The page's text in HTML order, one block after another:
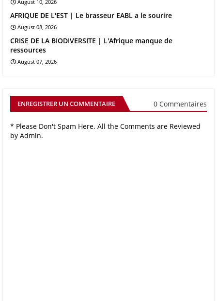
August 10, 2026
AFRIQUE DE L'EST | Le brasseur EABL a le sourire
August 08, 2026
CRISE DE LA BIODIVERSITE | L'Afrique manque de
ressources
August 07, 2026
ENREGISTRER UN COMMENTAIRE 0 Commentaires
* Please Don't Spam Here. All the Comments are Reviewed
by Admin.